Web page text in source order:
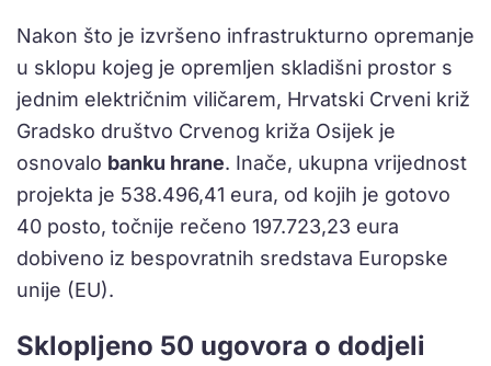
Nakon što je izvršeno infrastrukturno opremanje
u sklopu kojeg je opremljen skladišni prostor s
jednim električnim viličarem, Hrvatski Crveni križ
Gradsko društvo Crvenog križa Osijek je
osnovalo banku hrane. Inače, ukupna vrijednost
projekta je 538.496,41 eura, od kojih je gotovo
40 posto, točnije rečeno 197.723,23 eura
dobiveno iz bespovratnih sredstava Europske
unije (EU).
Sklopljeno 50 ugovora o dodjeli